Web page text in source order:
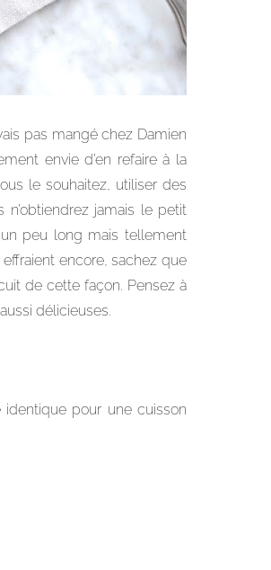
pas mangé chez Damien
envie d’en refaire à la
le souhaitez, utiliser des
jamais le petit
peu long mais tellement
encore, sachez que
de cette façon. Pensez à
délicieuses.
pour une cuisson